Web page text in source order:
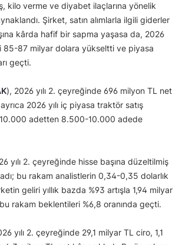
kilo verme ve diyabet ilaçlarına yönelik
Şirket, satın alımlarla ilgili giderler
kârda hafif bir sapma yaşasa da, 2026
85-87 milyar dolara yükseltti ve piyasa
geçti.
), 2026 yılı 2. çeyreğinde 696 milyon TL net
2026 yılı iç piyasa traktör satış
adetten 8.500-10.000 adede
yılı 2. çeyreğinde hisse başına düzeltilmiş
bu rakam analistlerin 0,34-0,35 dolarlık
geliri yıllık bazda %93 artışla 1,94 milyar
rakam beklentileri %6,8 oranında geçti.
yılı 2. çeyreğinde 29,1 milyar TL ciro, 1,1